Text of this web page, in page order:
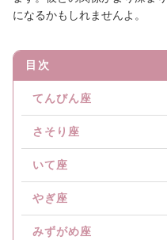
になるかもしれませんよ。
目次
てんびん座
さそり座
いて座
やぎ座
みずがめ座